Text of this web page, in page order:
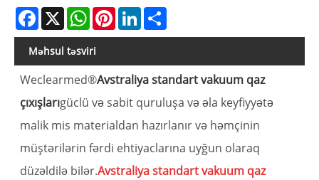
Facebook
X WhatsAppPinterestLinkedIn
Məhsul təsviri
Weclearmed®Avstraliya standart vakuum qaz
çıxışlarıgüclü və sabit quruluşa və əla keyfiyyətə
malik mis materialdan hazırlanır və həmçinin
müştərilərin fərdi ehtiyaclarına uyğun olaraq
düzəldilə bilər.Avstraliya standart vakuum qaz